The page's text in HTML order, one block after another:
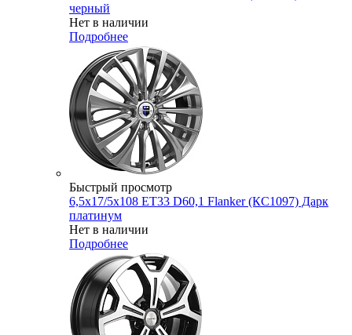
черный
Нет в наличии
Подробнее
Быстрый просмотр
6,5x17/5x108 ET33 D60,1 Flanker (КС1097) Дарк
платинум
Нет в наличии
Подробнее